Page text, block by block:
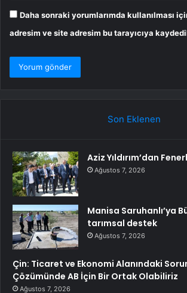
Daha sonraki yorumlarımda kullanılması
adresim ve site adresim bu tarayıcıya
Son Eklenen
Aziz Yıldırım’dan
Ağustos 7, 2026
Manisa Saruhanlı’ya
tarımsal destek
Ağustos 7, 2026
Çin: Ticaret ve Ekonomi Alanındaki
Çözümünde AB İçin Bir Ortak Olabiliriz
Ağustos 7, 2026